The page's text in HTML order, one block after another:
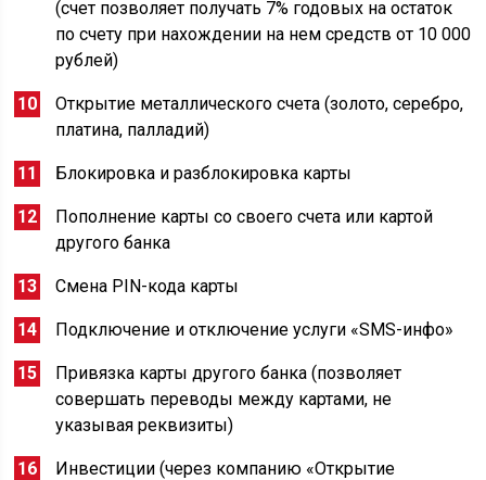
(счет позволяет получать 7% годовых на остаток
по счету при нахождении на нем средств от 10 000
рублей)
Открытие металлического счета (золото, серебро,
платина, палладий)
Блокировка и разблокировка карты
Пополнение карты со своего счета или картой
другого банка
Смена PIN-кода карты
Подключение и отключение услуги «SMS-инфо»
Привязка карты другого банка (позволяет
совершать переводы между картами, не
указывая реквизиты)
Инвестиции (через компанию «Открытие